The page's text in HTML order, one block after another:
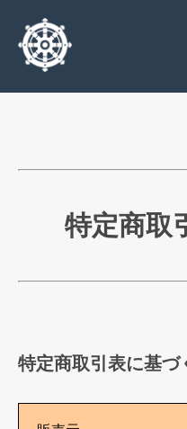
特定商取
特定商取引表に基づ